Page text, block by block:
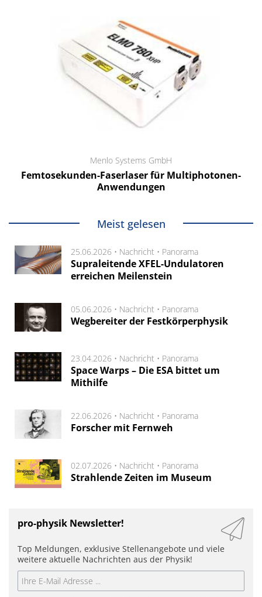
Menlo Systems GmbH
Femtosekunden-Faserlaser für Multiphotonen-
Anwendungen
Meist gelesen
25.06.2026 • Nachricht • Panorama
Supraleitende XFEL-Undulatoren
erreichen Meilenstein
05.06.2026 • Nachricht • Panorama
Wegbereiter der Festkörperphysik
23.04.2026 • Nachricht • Panorama
Space Warps – Die ESA bittet um
Mithilfe
22.06.2026 • Nachricht • Panorama
Forscher mit Fernweh
02.07.2026 • Nachricht • Panorama
Strahlende Zeiten im Museum
pro-physik Newsletter!
Top Meldungen, exklusive Stellenangebote und viele
weitere aktuelle Nachrichten aus der Physik!